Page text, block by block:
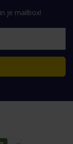
je mailbox!